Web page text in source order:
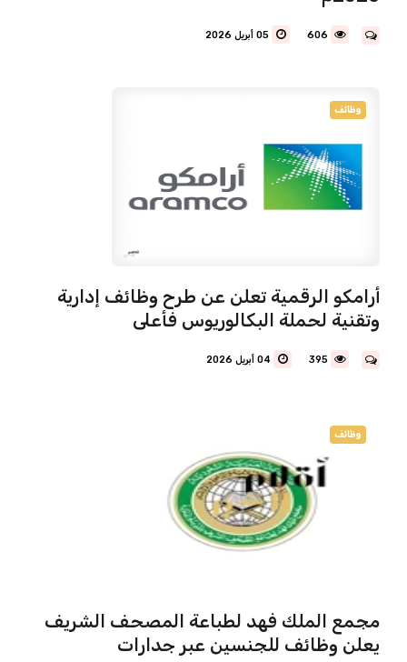
606 05 أبريل 2026
وظائف
أرامكو الرقمية تعلن عن طرح وظائف إدارية
وتقنية لحملة البكالوريوس فأعلى
395 04 أبريل 2026
وظائف
مجمع الملك فهد لطباعة المصحف الشريف
يعلن وظائف للجنسين عبر جدارات